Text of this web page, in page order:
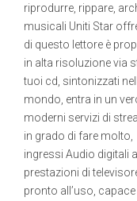
riprodurre, rippare,
musicali Uniti Star
di questo lettore è
in alta risoluzione via
tuoi cd, sintonizzati
mondo, entra in un
moderni servizi di
in grado di fare molto,
ingressi Audio digitali
prestazioni di
pronto all’uso,